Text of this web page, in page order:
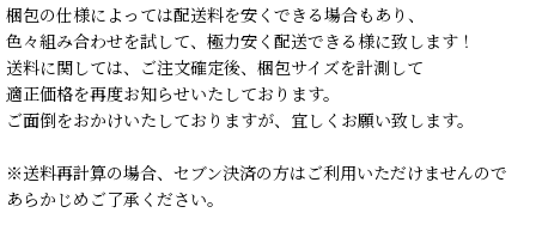
梱包の仕様によっては配送料を安くできる場合もあり、
色々組み合わせを試して、極力安く配送できる様に致します！
送料に関しては、ご注文確定後、梱包サイズを計測して
適正価格を再度お知らせいたしております。
ご面倒をおかけいたしておりますが、宜しくお願い致します。
※送料再計算の場合、セブン決済の方はご利用いただけませんので
あらかじめご了承ください。